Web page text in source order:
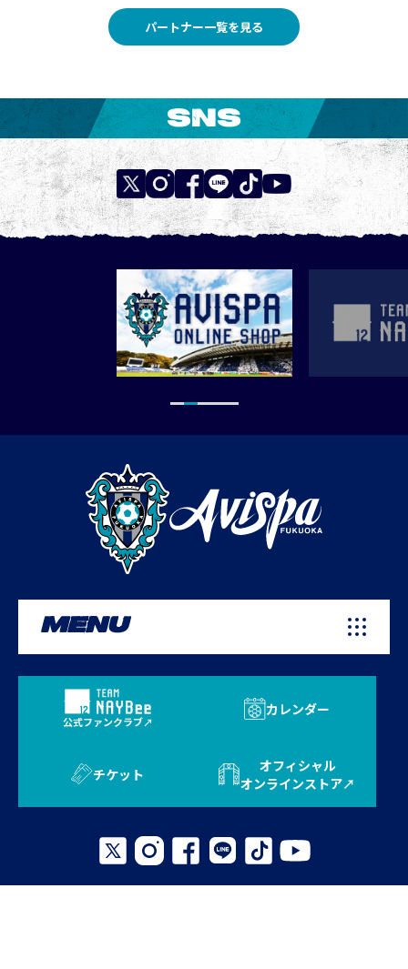
パートナー一覧を見る
SNS
MENU
公式ファンクラブ
カレンダー
チケット
オフィシャル
オンラインストア